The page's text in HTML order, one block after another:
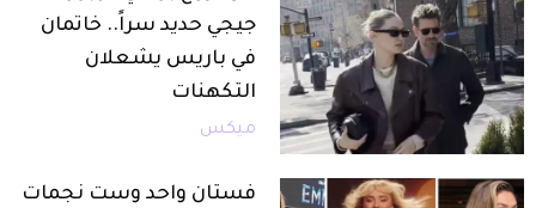
جيجي حديد سراً.. خاتمان
في باريس يشعلان
التكهنات
ميكس
فستان واحد وست نجمات